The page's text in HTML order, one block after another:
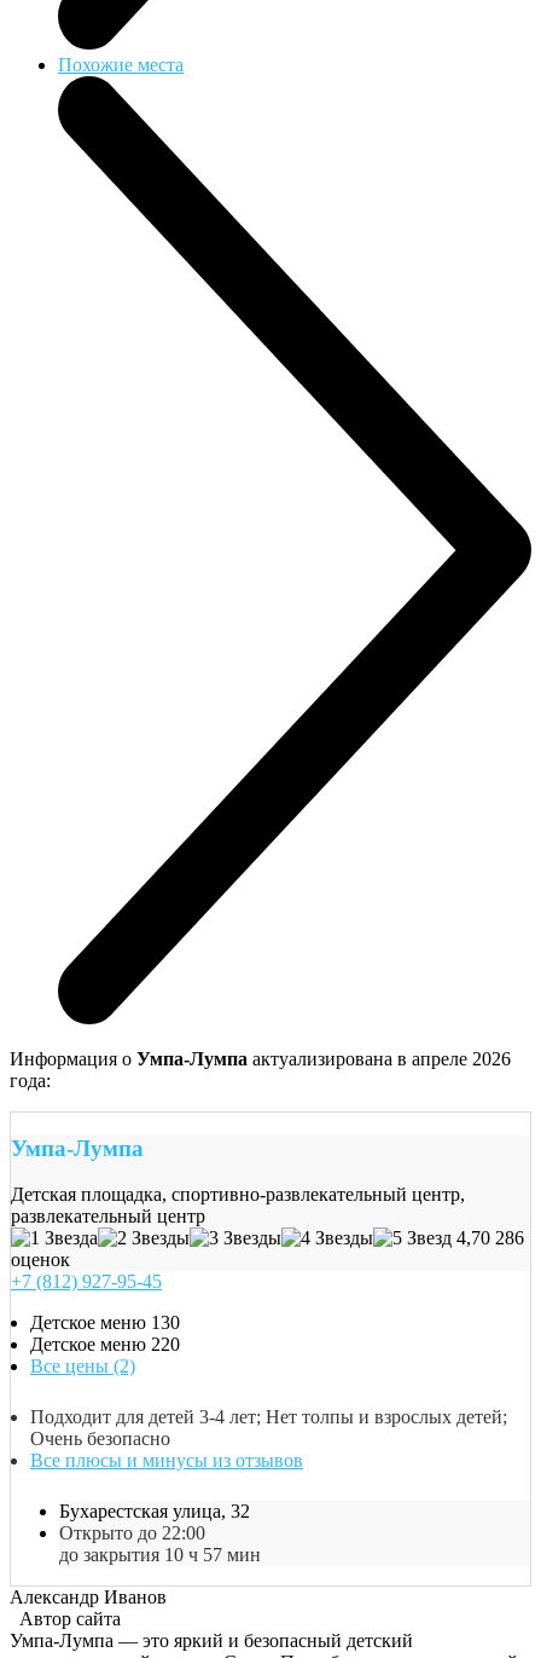
Похожие места
Информация о Умпа-Лумпа актуализирована в апреле 2026
года:
Умпа-Лумпа
Детская площадка, спортивно-развлекательный центр,
развлекательный центр
4,70 286
оценок
+7 (812) 927-95-45
Детское меню 130
Детское меню 220
Все цены (2)
Подходит для детей 3-4 лет; Нет толпы и взрослых детей;
Очень безопасно
Все плюсы и минусы из отзывов
Бухарестская улица, 32
Открыто до 22:00
до закрытия 10 ч 57 мин
Александр Иванов
Автор сайта
Умпа-Лумпа — это яркий и безопасный детский